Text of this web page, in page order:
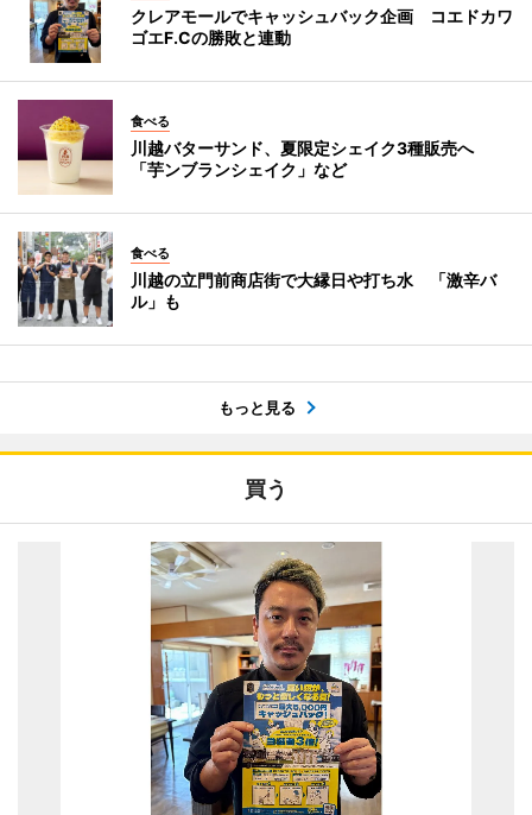
クレアモールでキャッシュバック企画 コエドカワ
ゴエF.Cの勝敗と連動
食べる
川越バターサンド、夏限定シェイク3種販売へ
「芋ンブランシェイク」など
食べる
川越の立門前商店街で大縁日や打ち水 「激辛バ
ル」も
もっと見る
買う